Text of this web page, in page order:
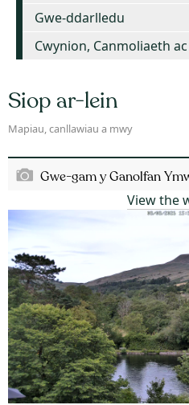
Gwe-ddarlledu
Cwynion, Canmoliaeth
Siop ar-lein
Mapiau, canllawiau a mwy
Gwe-gam y Ganolfan
View the